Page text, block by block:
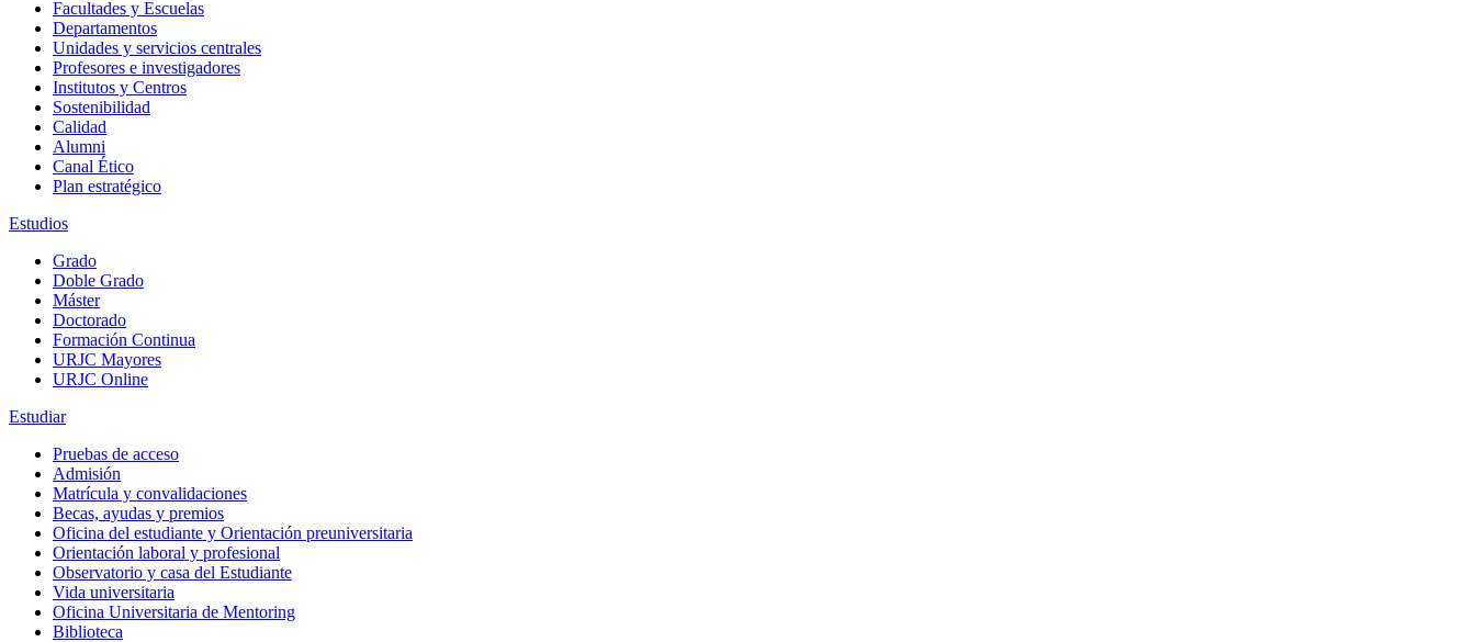
Facultades y Escuelas
Departamentos
Unidades y servicios centrales
Profesores e investigadores
Institutos y Centros
Sostenibilidad
Calidad
Alumni
Canal Ético
Plan estratégico
Estudios
Grado
Doble Grado
Máster
Doctorado
Formación Continua
URJC Mayores
URJC Online
Estudiar
Pruebas de acceso
Admisión
Matrícula y convalidaciones
Becas, ayudas y premios
Oficina del estudiante y Orientación preuniversitaria
Orientación laboral y profesional
Observatorio y casa del Estudiante
Vida universitaria
Oficina Universitaria de Mentoring
Biblioteca